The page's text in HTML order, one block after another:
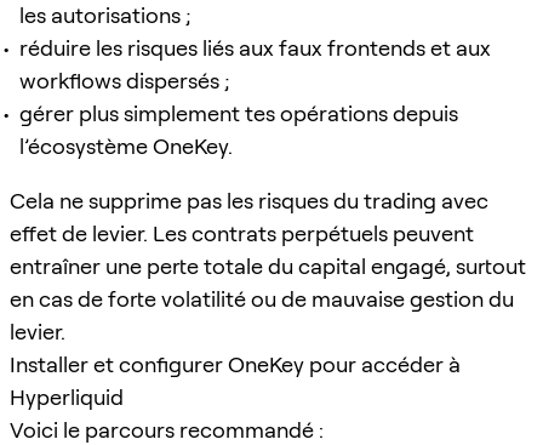
les autorisations ;
réduire les risques liés aux faux frontends et aux
workflows dispersés ;
gérer plus simplement tes opérations depuis
l’écosystème OneKey.
Cela ne supprime pas les risques du trading avec
effet de levier. Les contrats perpétuels peuvent
entraîner une perte totale du capital engagé, surtout
en cas de forte volatilité ou de mauvaise gestion du
levier.
Installer et configurer OneKey pour accéder à
Hyperliquid
Voici le parcours recommandé :